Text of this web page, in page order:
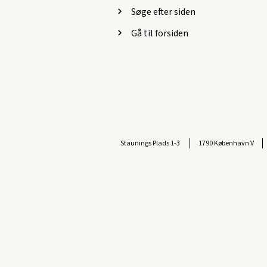
Søge efter siden
Gå til forsiden
Staunings Plads 1-3 1790 København V